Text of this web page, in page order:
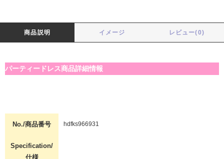
商品説明 イメージ レビュー(0)
パーティードレス商品詳細情報
No./商品番号 hdfks966931
Specification/
仕様